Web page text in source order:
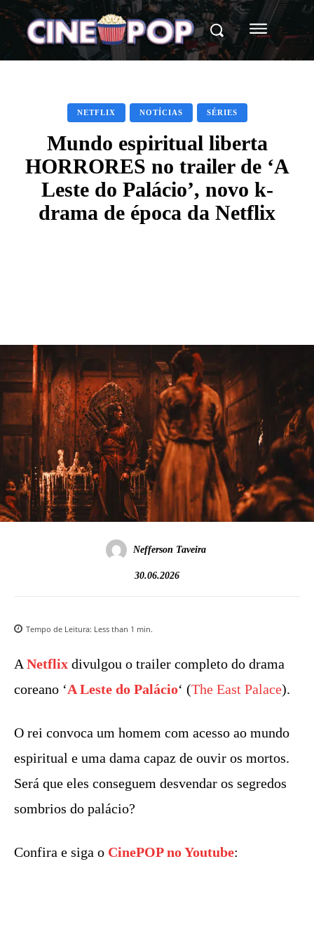
NETFLIX NOTÍCIAS SÉRIES
Mundo espiritual liberta
HORRORES no trailer de ‘A
Leste do Palácio’, novo k-
drama de época da Netflix
Nefferson Taveira
30.06.2026
Tempo de Leitura: Less than 1 min.
A Netflix divulgou o trailer completo do drama
coreano ‘A Leste do Palácio‘ (The East Palace).
O rei convoca um homem com acesso ao mundo
espiritual e uma dama capaz de ouvir os mortos.
Será que eles conseguem desvendar os segredos
sombrios do palácio?
Confira e siga o CinePOP no Youtube: